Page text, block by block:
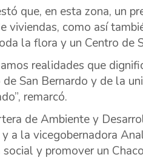
que, en esta zona, un
viviendas, como así
la flora y un Centro de
realidades que
San Bernardo y de la
remarcó.
de Ambiente y
a la vicegobernadora
y promover un